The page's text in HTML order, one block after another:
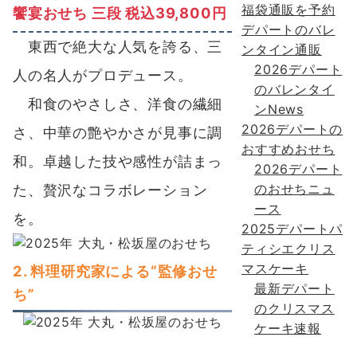
饗宴おせち 三段 税込39,800円
東西で絶大な人気を誇る、三
人の名人がプロデュース。
和食のやさしさ、洋食の繊細
さ、中華の艶やかさが見事に調
和。卓越した技や感性が詰まっ
た、贅沢なコラボレーション
を。
2. 料理研究家による“監修おせ
ち”
福袋通販を予約
デパートのバレ
ンタイン通販
2026デパート
のバレンタイ
ンNews
2026デパートの
おすすめおせち
2026デパート
のおせちニュ
ース
2025デパートパ
ティシエクリス
マスケーキ
最新デパート
のクリスマス
ケーキ速報